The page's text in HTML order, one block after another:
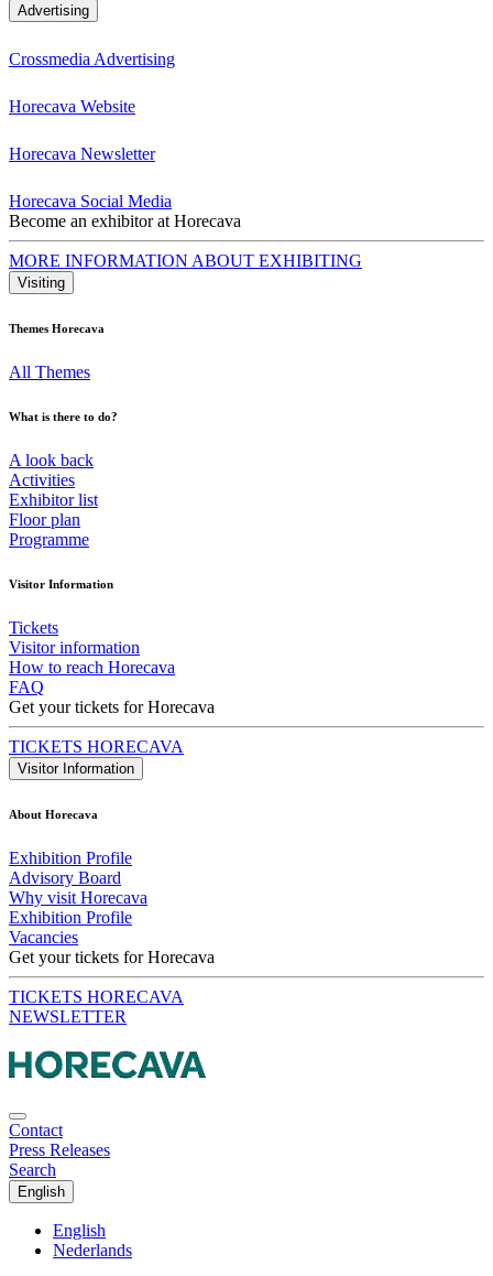
Advertising
Crossmedia Advertising
Horecava Website
Horecava Newsletter
Horecava Social Media
Become an exhibitor at Horecava
MORE INFORMATION ABOUT EXHIBITING
Visiting
Themes Horecava
All Themes
What is there to do?
A look back
Activities
Exhibitor list
Floor plan
Programme
Visitor Information
Tickets
Visitor information
How to reach Horecava
FAQ
Get your tickets for Horecava
TICKETS HORECAVA
Visitor Information
About Horecava
Exhibition Profile
Advisory Board
Why visit Horecava
Exhibition Profile
Vacancies
Get your tickets for Horecava
TICKETS HORECAVA
NEWSLETTER
Contact
Press Releases
Search
English
English
Nederlands